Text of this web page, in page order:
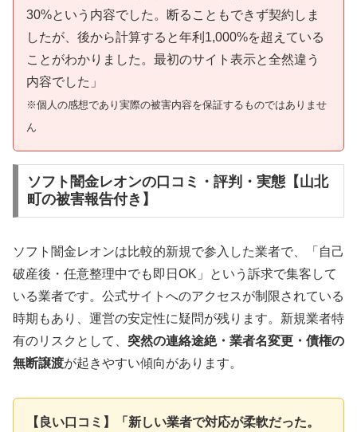
30%という内容でした。断ることもできず契約しま
したが、後から計算すると年利1,000%を超えている
ことがわかりました。最初のサイト表示と全然違う
内容でした」
※個人の感想であり実際の被害内容を保証するものではありませ
ん
ソフト闇金レオンの口コミ・評判・実態【山北
町の被害報告付き】
ソフト闇金レオンは比較的新規で参入した業者で、「自己
破産後・任意整理中でも即日OK」という訴求で集客して
いる業者です。公式サイトへのアクセスが制限されている
時期もあり、運営の安定性に疑問が残ります。新規業者特
有のリスクとして、 突然の連絡途絶・業者名変更・債権の
無断譲渡が起きやすい傾向があります。
【良い口コミ】「新しい業者で対応が柔軟だった。